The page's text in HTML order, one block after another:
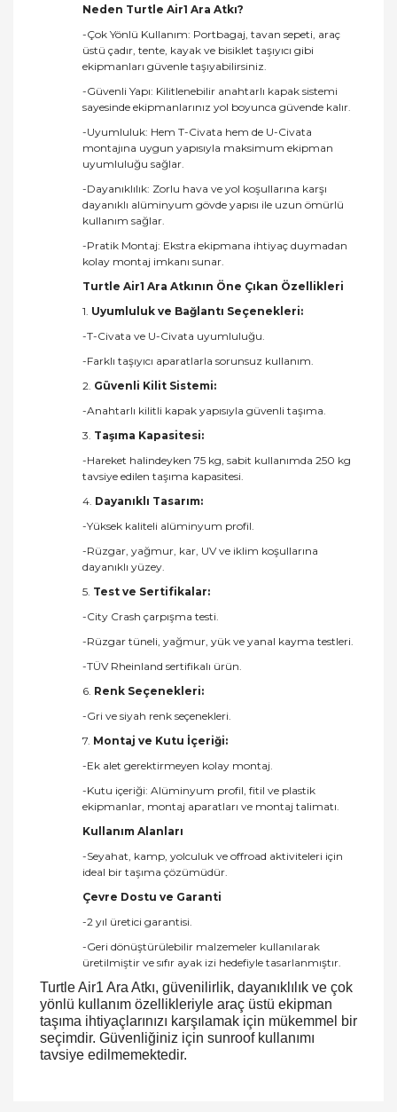
Neden Turtle Air1 Ara Atkı?
-Çok Yönlü Kullanım: Portbagaj, tavan sepeti, araç
üstü çadır, tente, kayak ve bisiklet taşıyıcı gibi
ekipmanları güvenle taşıyabilirsiniz.
-Güvenli Yapı: Kilitlenebilir anahtarlı kapak sistemi
sayesinde ekipmanlarınız yol boyunca güvende kalır.
-Uyumluluk: Hem T-Civata hem de U-Civata
montajına uygun yapısıyla maksimum ekipman
uyumluluğu sağlar.
-Dayanıklılık: Zorlu hava ve yol koşullarına karşı
dayanıklı alüminyum gövde yapısı ile uzun ömürlü
kullanım sağlar.
-Pratik Montaj: Ekstra ekipmana ihtiyaç duymadan
kolay montaj imkanı sunar.
Turtle Air1 Ara Atkının Öne Çıkan Özellikleri
1. Uyumluluk ve Bağlantı Seçenekleri:
-T-Civata ve U-Civata uyumluluğu.
-Farklı taşıyıcı aparatlarla sorunsuz kullanım.
2. Güvenli Kilit Sistemi:
-Anahtarlı kilitli kapak yapısıyla güvenli taşıma.
3. Taşıma Kapasitesi:
-Hareket halindeyken 75 kg, sabit kullanımda 250 kg
tavsiye edilen taşıma kapasitesi.
4. Dayanıklı Tasarım:
-Yüksek kaliteli alüminyum profil.
-Rüzgar, yağmur, kar, UV ve iklim koşullarına
dayanıklı yüzey.
5. Test ve Sertifikalar:
-City Crash çarpışma testi.
-Rüzgar tüneli, yağmur, yük ve yanal kayma testleri.
-TÜV Rheinland sertifikalı ürün.
6. Renk Seçenekleri:
-Gri ve siyah renk seçenekleri.
7. Montaj ve Kutu İçeriği:
-Ek alet gerektirmeyen kolay montaj.
-Kutu içeriği: Alüminyum profil, fitil ve plastik
ekipmanlar, montaj aparatları ve montaj talimatı.
Kullanım Alanları
-Seyahat, kamp, yolculuk ve offroad aktiviteleri için
ideal bir taşıma çözümüdür.
Çevre Dostu ve Garanti
-2 yıl üretici garantisi.
-Geri dönüştürülebilir malzemeler kullanılarak
üretilmiştir ve sıfır ayak izi hedefiyle tasarlanmıştır.
Turtle Air1 Ara Atkı, güvenilirlik, dayanıklılık ve çok
yönlü kullanım özellikleriyle araç üstü ekipman
taşıma ihtiyaçlarınızı karşılamak için mükemmel bir
seçimdir. Güvenliğiniz için sunroof kullanımı
tavsiye edilmemektedir.